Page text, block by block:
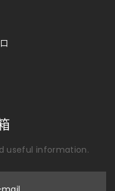
useful information.